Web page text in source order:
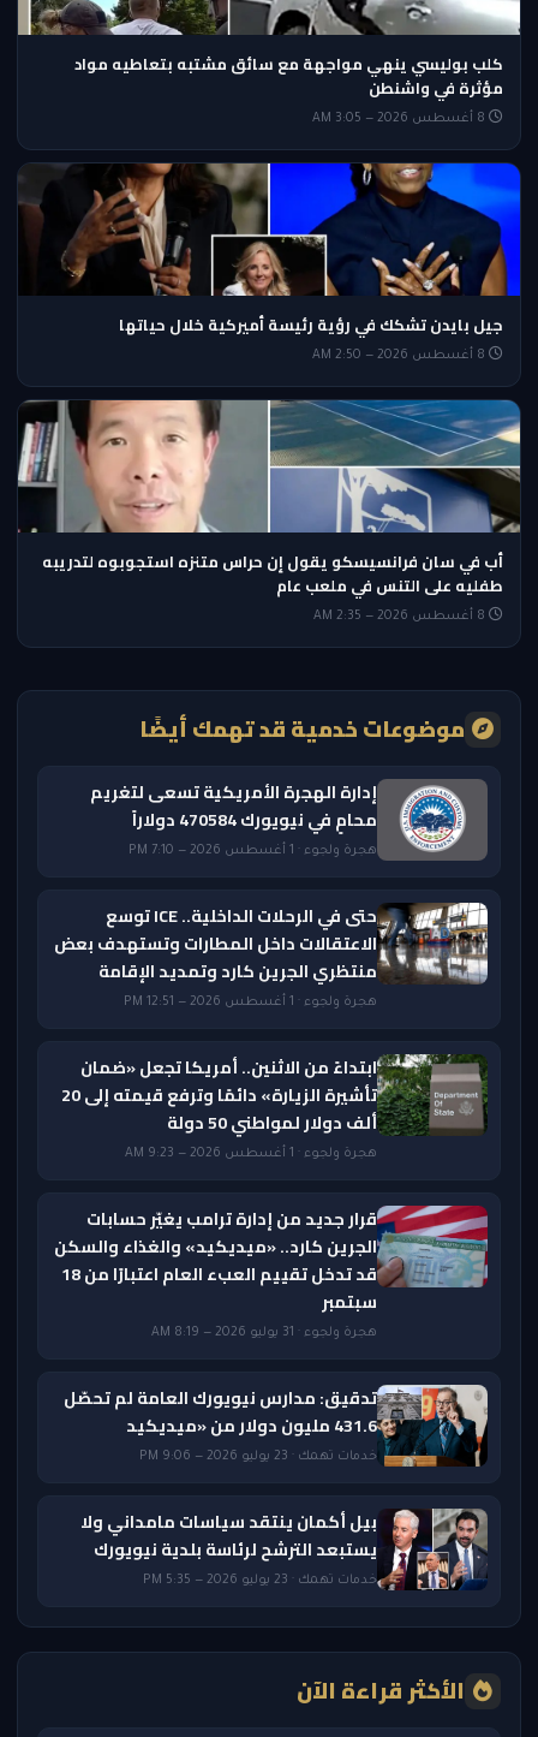
كلب بوليسي ينهي مواجهة مع سائق مشتبه بتعاطيه مواد
مؤثرة في واشنطن
جيل بايدن تشكك في رؤية رئيسة أميركية خلال حياتها
أب في سان فرانسيسكو يقول إن حراس متنزه استجوبوه لتدريبه
طفليه على التنس في ملعب عام
موضوعات خدمية قد تهمك أيضًا
إدارة الهجرة الأمريكية تسعى لتغريم
محامٍ في نيويورك 470584 دولاراً
هجرة ولجوء · 1 أغسطس 2026 — 7:10 PM
حتى في الرحلات الداخلية.. ICE توسع
الاعتقالات داخل المطارات وتستهدف بعض
منتظري الجرين كارد وتمديد الإقامة
هجرة ولجوء · 1 أغسطس 2026 — 12:51 PM
ابتداءً من الاثنين.. أمريكا تجعل «ضمان
تأشيرة الزيارة» دائمًا وترفع قيمته إلى 20
ألف دولار لمواطني 50 دولة
هجرة ولجوء · 1 أغسطس 2026 — 9:23 AM
قرار جديد من إدارة ترامب يغيّر حسابات
الجرين كارد.. «ميديكيد» والغذاء والسكن
قد تدخل تقييم العبء العام اعتبارًا من 18
سبتمبر
هجرة ولجوء · 31 يوليو 2026 — 8:19 AM
تدقيق: مدارس نيويورك العامة لم تحصّل
431.6 مليون دولار من «ميديكيد
خدمات تهمك · 23 يوليو 2026 — 9:06 PM
بيل أكمان ينتقد سياسات مامداني ولا
يستبعد الترشح لرئاسة بلدية نيويورك
خدمات تهمك · 23 يوليو 2026 — 5:35 PM
الأكثر قراءة الآن